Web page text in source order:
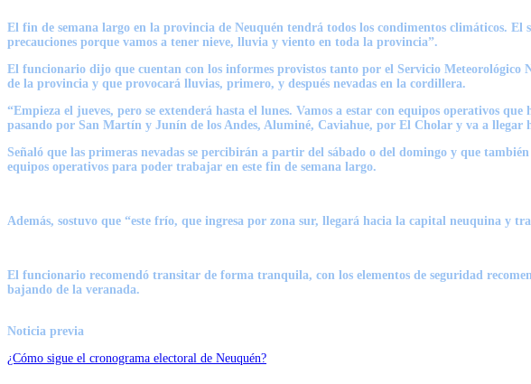
El fin de semana largo en la provincia de Neuquén tendrá todos los condimentos climáticos. El
precauciones porque vamos a tener nieve, lluvia y viento en toda la provincia”.
El funcionario dijo que cuentan con los informes provistos tanto por el Servicio
de la provincia y que provocará lluvias, primero, y después nevadas en la cordillera.
“Empieza el jueves, pero se extenderá hasta el lunes. Vamos a estar con equipos operativos
pasando por San Martín y Junín de los Andes, Aluminé, Caviahue, por El Cholar y va a llegar
Señaló que las primeras nevadas se percibirán a partir del sábado o del domingo y que
equipos operativos para poder trabajar en este fin de semana largo.
Además, sostuvo que “este frío, que ingresa por zona sur, llegará hacia la capital neuquina y
El funcionario recomendó transitar de forma tranquila, con los elementos de seguridad
bajando de la veranada.
Noticia previa
¿Cómo sigue el cronograma electoral de Neuquén?